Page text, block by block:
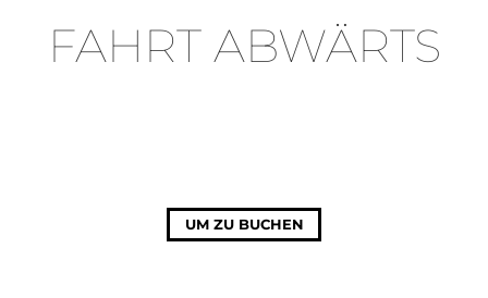
FAHRT ABWÄRTS
UM ZU BUCHEN